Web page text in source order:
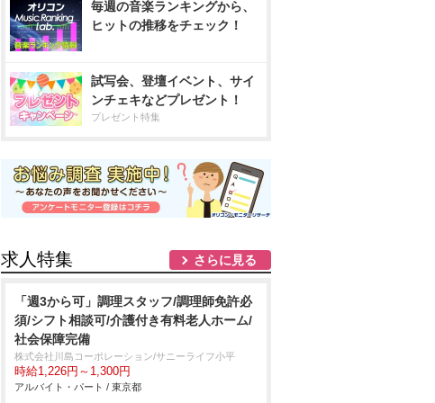
毎週の音楽ランキングから、
ヒットの推移をチェック！
試写会、登壇イベント、サイ
ンチェキなどプレゼント！
プレゼント特集
求人特集 さらに見る
「週3から可」調理スタッフ/調理師免許必
須/シフト相談可/介護付き有料老人ホーム/
社会保障完備
株式会社川島コーポレーション/サニーライフ小平
時給1,226円～1,300円
アルバイト・パート / 東京都